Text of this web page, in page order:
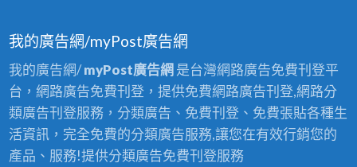
我的廣告網/myPost廣告網
我的廣告網/myPost廣告網 是台灣網路廣告免費刊登平
台，網路廣告免費刊登，提供免費網路廣告刊登,網路分
類廣告刊登服務，分類廣告、免費刊登、免費張貼各種生
活資訊，完全免費的分類廣告服務,讓您在有效行銷您的
產品、服務!提供分類廣告免費刊登服務